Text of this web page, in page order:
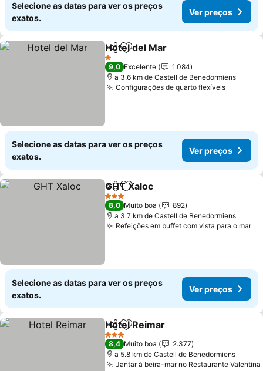
Selecione as datas para ver os preços
exatos.
Ver preços
PartilharAdicionar aos favoritos
Hotel del Mar
1 Estrelas
9,0 Excelente
1.084
a 3.6 km de Castell de Benedormiens
Configurações de quarto flexíveis
Selecione as datas para ver os preços
exatos.
Ver preços
PartilharAdicionar aos favoritos
GHT Xaloc
3 Estrelas
8,0 Muito boa
892
a 3.7 km de Castell de Benedormiens
Refeições em buffet com vista para o mar
Selecione as datas para ver os preços
exatos.
Ver preços
PartilharAdicionar aos favoritos
Hotel Reimar
3 Estrelas
8,4 Muito boa
2.377
a 5.8 km de Castell de Benedormiens
Jantar à beira-mar no Restaurante Valentina